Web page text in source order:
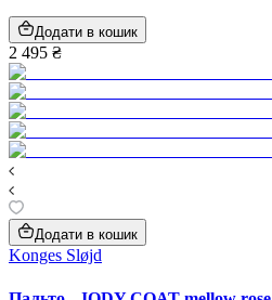
Додати в кошик
2 495 ₴
Додати в кошик
Konges Sløjd